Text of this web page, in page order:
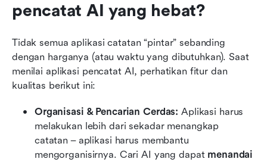
pencatat AI yang hebat?
Tidak semua aplikasi catatan “pintar” sebanding
dengan harganya (atau waktu yang dibutuhkan). Saat
menilai aplikasi pencatat AI, perhatikan fitur dan
kualitas berikut ini:
Organisasi & Pencarian Cerdas: Aplikasi harus
melakukan lebih dari sekadar menangkap
catatan – aplikasi harus membantu
mengorganisirnya. Cari AI yang dapat menandai